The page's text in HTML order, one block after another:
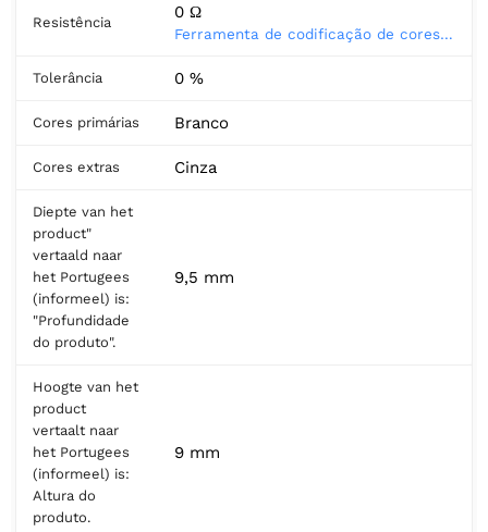
Resistência
0 Ω
Ferramenta de codificação de cores do resistor
Tolerância 0 %
Cores primárias Branco
Cores extras Cinza
Diepte van het
product"
vertaald naar
het Portugees
(informeel) is:
"Profundidade
do produto".
9,5 mm
Hoogte van het
product
vertaalt naar
het Portugees
(informeel) is:
Altura do
produto.
9 mm